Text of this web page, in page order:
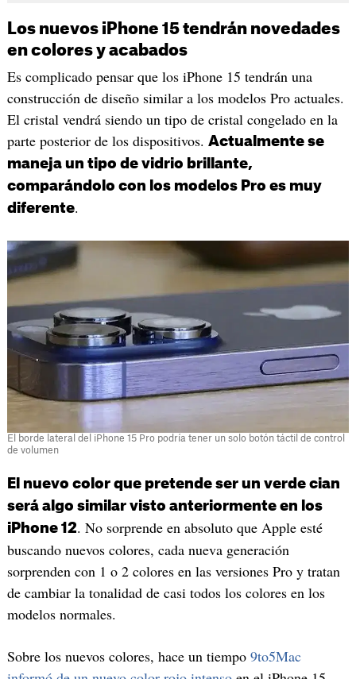
Los nuevos iPhone 15 tendrán novedades
en colores y acabados
Es complicado pensar que los iPhone 15 tendrán una
construcción de diseño similar a los modelos Pro actuales.
El cristal vendrá siendo un tipo de cristal congelado en la
parte posterior de los dispositivos. Actualmente se
maneja un tipo de vidrio brillante,
comparándolo con los modelos Pro es muy
diferente.
El borde lateral del iPhone 15 Pro podría tener un solo botón táctil de control
de volumen
El nuevo color que pretende ser un verde cian
será algo similar visto anteriormente en los
iPhone 12. No sorprende en absoluto que Apple esté
buscando nuevos colores, cada nueva generación
sorprenden con 1 o 2 colores en las versiones Pro y tratan
de cambiar la tonalidad de casi todos los colores en los
modelos normales.
Sobre los nuevos colores, hace un tiempo 9to5Mac